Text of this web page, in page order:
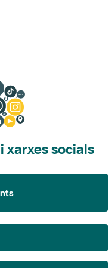
les valoracions és de 0
xarxes socials